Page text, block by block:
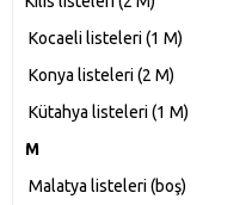
Kocaeli listeleri‎ (1 M)
Konya listeleri‎ (2 M)
Kütahya listeleri‎ (1 M)
M
Malatya listeleri‎ (boş)